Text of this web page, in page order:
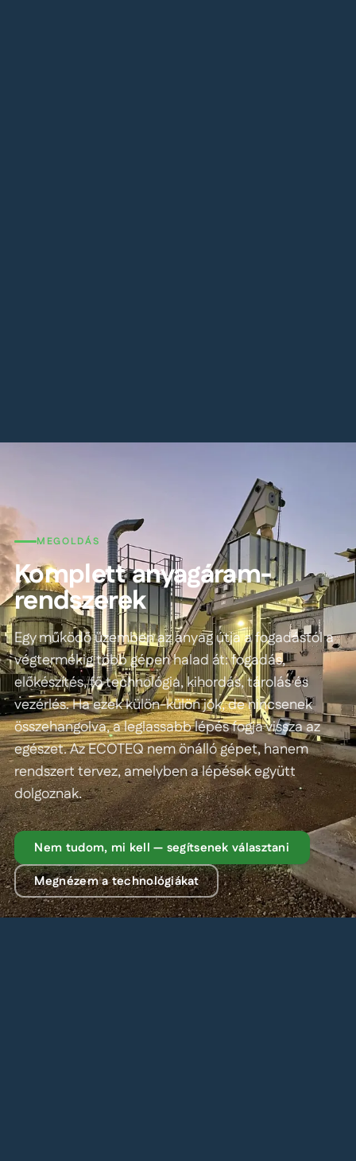
MEGOLDÁS
Komplett anyagáram-
rendszerek
Egy működő üzemben az anyag útja a fogadástól a
végtermékig több gépen halad át: fogadás,
előkészítés, fő technológia, kihordás, tárolás és
vezérlés. Ha ezek külön-külön jók, de nincsenek
összehangolva, a leglassabb lépés fogja vissza az
egészet. Az ECOTEQ nem önálló gépet, hanem
rendszert tervez, amelyben a lépések együtt
dolgoznak.
Nem tudom, mi kell — segítsenek választani
Megnézem a technológiákat